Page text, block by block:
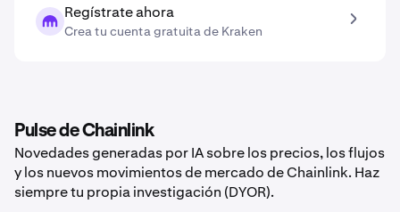
Regístrate ahora
Crea tu cuenta gratuita de Kraken
Pulse de Chainlink
Novedades generadas por IA sobre los precios, los flujos
y los nuevos movimientos de mercado de Chainlink. Haz
siempre tu propia investigación (DYOR).